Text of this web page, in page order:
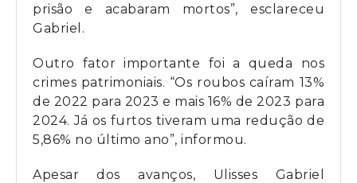
prisão e acabaram mortos”, esclareceu
Gabriel.
Outro fator importante foi a queda nos
crimes patrimoniais. “Os roubos caíram 13%
de 2022 para 2023 e mais 16% de 2023 para
2024. Já os furtos tiveram uma redução de
5,86% no último ano”, informou.
Apesar dos avanços, Ulisses Gabriel